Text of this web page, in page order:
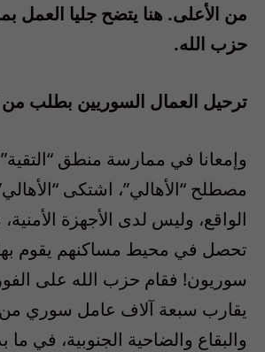
من الأعلى. هنا يتضح جليا العمل
حزب الله.
ترحيل العمال السوريين بطلب من
وإمعانا في ممارسة منطق
مصطلح “الأهالي”، اشتكى
الواقع، وليس لدى الأجهزة
تحصل في محيط مساكنهم يقوم
سوريون! فقام حزب الله على
يقارب سبعة آلاف عامل سوري
والبقاع والضاحية الجنوبية، في